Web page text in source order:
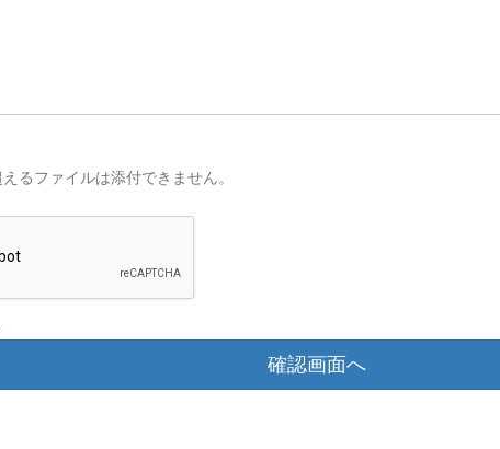
るファイルは添付できません。
確認画面へ